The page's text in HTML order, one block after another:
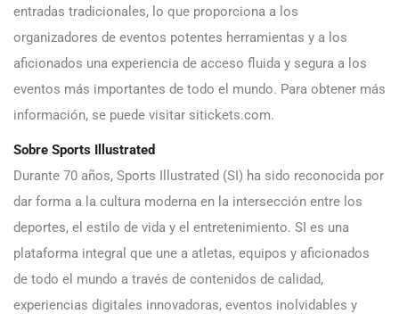
entradas tradicionales, lo que proporciona a los
organizadores de eventos potentes herramientas y a los
aficionados una experiencia de acceso fluida y segura a los
eventos más importantes de todo el mundo. Para obtener más
información, se puede visitar sitickets.com.
Sobre Sports Illustrated
Durante 70 años, Sports Illustrated (SI) ha sido reconocida por
dar forma a la cultura moderna en la intersección entre los
deportes, el estilo de vida y el entretenimiento. SI es una
plataforma integral que une a atletas, equipos y aficionados
de todo el mundo a través de contenidos de calidad,
experiencias digitales innovadoras, eventos inolvidables y